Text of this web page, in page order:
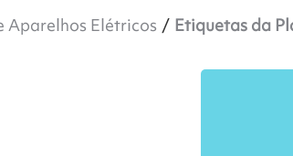
Aparelhos Elétricos Etiquetas da